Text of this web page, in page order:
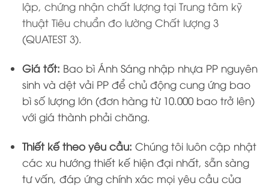
lập, chứng nhận chất lượng tại Trung tâm kỹ
thuật Tiêu chuẩn đo lường Chất lượng 3
(QUATEST 3).
Giá tốt: Bao bì Ánh Sáng nhập nhựa PP nguyên
sinh và dệt vải PP để chủ động cung ứng bao
bì số lượng lớn (đơn hàng từ 10.000 bao trở lên)
với giá thành phải chăng.
Thiết kế theo yêu cầu:Chúng tôi luôn cập nhật
các xu hướng thiết kế hiện đại nhất, sẵn sàng
tư vấn, đáp ứng chính xác mọi yêu cầu của